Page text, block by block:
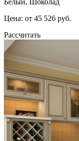
Цена: от 45 526 руб.
Рассчитать